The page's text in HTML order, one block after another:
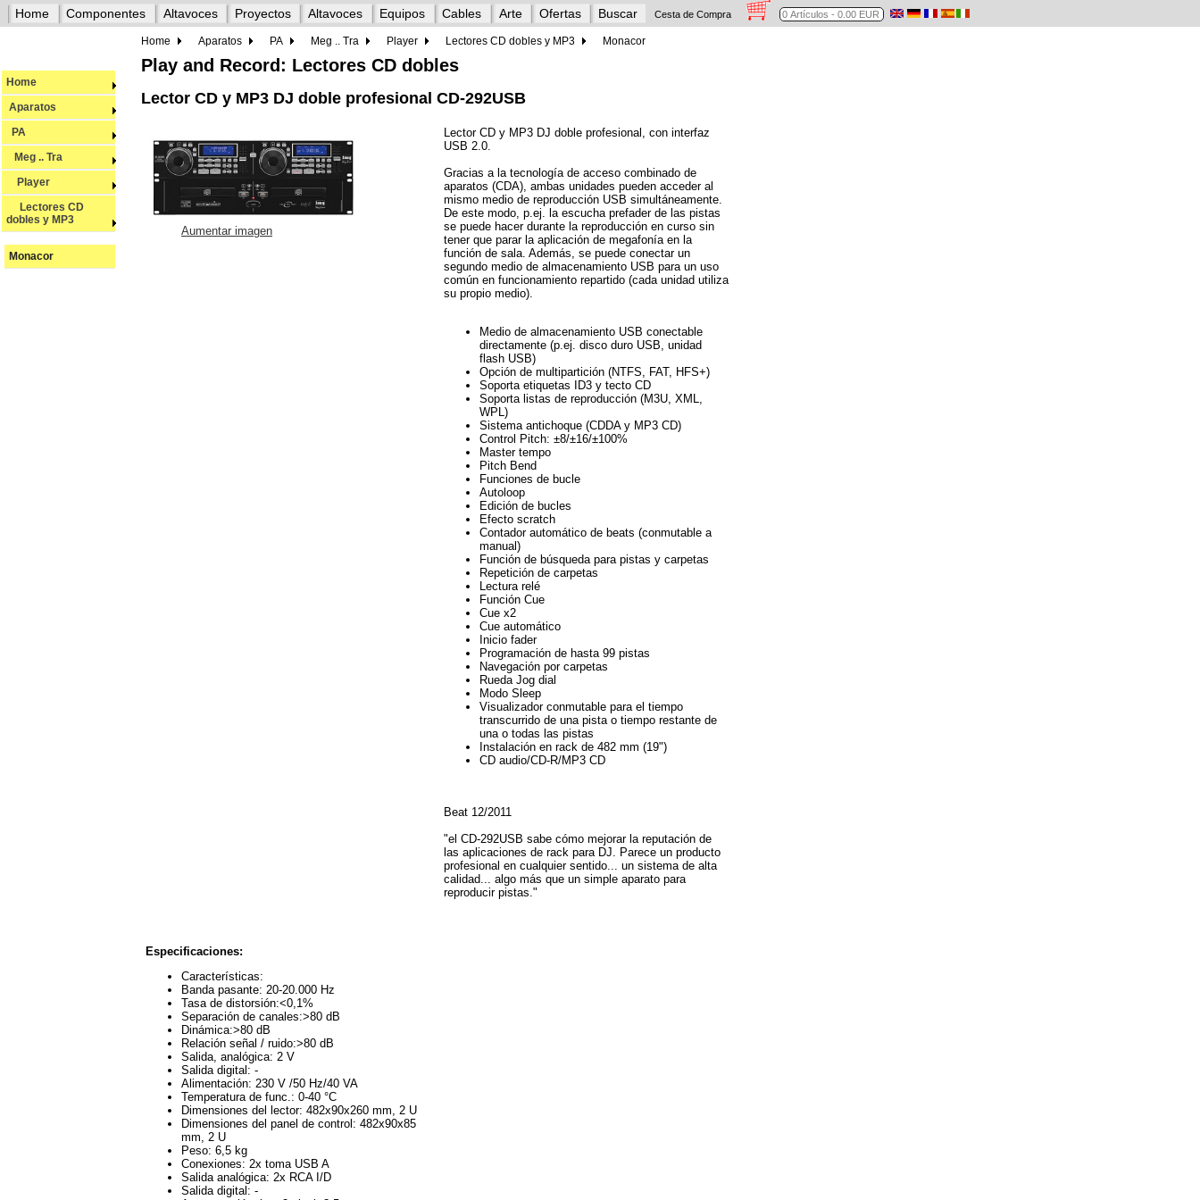
Home Componentes Altavoces Proyectos Altavoces Equipos Cables Arte Ofertas Buscar Cesta de Compra
Home Aparatos PA Meg .. Tra Player Lectores CD dobles y MP3 Monacor
Home
Aparatos
PA
Meg .. Tra
Player
Lectores CD
dobles y MP3
Monacor
Play and Record: Lectores CD dobles
Lector CD y MP3 DJ doble profesional CD-292USB
Aumentar imagen
Lector CD y MP3 DJ doble profesional, con interfaz
USB 2.0.
Gracias a la tecnología de acceso combinado de
aparatos (CDA), ambas unidades pueden acceder al
mismo medio de reproducción USB simultáneamente.
De este modo, p.ej. la escucha prefader de las pistas
se puede hacer durante la reproducción en curso sin
tener que parar la aplicación de megafonía en la
función de sala. Además, se puede conectar un
segundo medio de almacenamiento USB para un uso
común en funcionamiento repartido (cada unidad utiliza
su propio medio).
Medio de almacenamiento USB conectable
directamente (p.ej. disco duro USB, unidad
flash USB)
Opción de multipartición (NTFS, FAT, HFS+)
Soporta etiquetas ID3 y tecto CD
Soporta listas de reproducción (M3U, XML,
WPL)
Sistema antichoque (CDDA y MP3 CD)
Control Pitch: ±8/±16/±100%
Master tempo
Pitch Bend
Funciones de bucle
Autoloop
Edición de bucles
Efecto scratch
Contador automático de beats (conmutable a
manual)
Función de búsqueda para pistas y carpetas
Repetición de carpetas
Lectura relé
Función Cue
Cue x2
Cue automático
Inicio fader
Programación de hasta 99 pistas
Navegación por carpetas
Rueda Jog dial
Modo Sleep
Visualizador conmutable para el tiempo
transcurrido de una pista o tiempo restante de
una o todas las pistas
Instalación en rack de 482 mm (19")
CD audio/CD-R/MP3 CD
Beat 12/2011
"el CD-292USB sabe cómo mejorar la reputación de
las aplicaciones de rack para DJ. Parece un producto
profesional en cualquier sentido... un sistema de alta
calidad... algo más que un simple aparato para
reproducir pistas."
Especificaciones:
Características:
Banda pasante: 20-20.000 Hz
Tasa de distorsión:<0,1%
Separación de canales:>80 dB
Dinámica:>80 dB
Relación señal / ruido:>80 dB
Salida, analógica: 2 V
Salida digital: -
Alimentación: 230 V /50 Hz/40 VA
Temperatura de func.: 0-40 °C
Dimensiones del lector: 482x90x260 mm, 2 U
Dimensiones del panel de control: 482x90x85
mm, 2 U
Peso: 6,5 kg
Conexiones: 2x toma USB A
Salida analógica: 2x RCA I/D
Salida digital: -